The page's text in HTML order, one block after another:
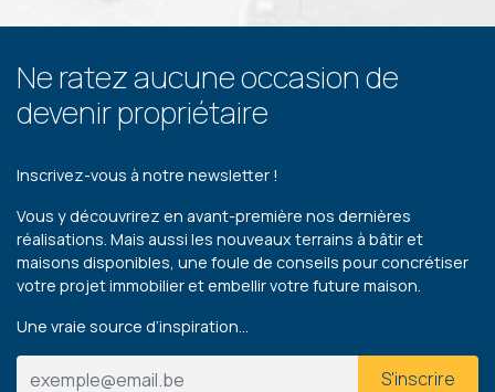
Ne ratez aucune occasion de
devenir propriétaire
Inscrivez-vous à notre newsletter !
Vous y découvrirez en avant-première nos dernières
réalisations. Mais aussi les nouveaux terrains à bâtir et
maisons disponibles, une foule de conseils pour concrétiser
votre projet immobilier et embellir votre future maison.
Une vraie source d’inspiration…
S'inscrire